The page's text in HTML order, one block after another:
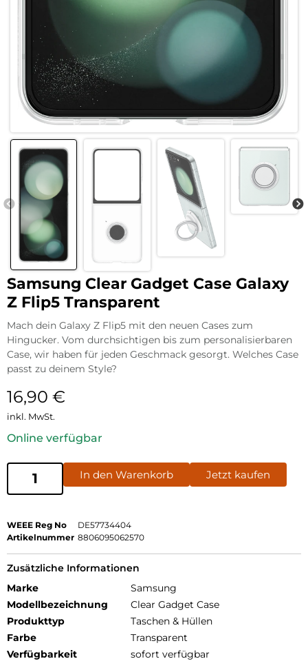
Samsung Clear Gadget Case Galaxy
Z Flip5 Transparent
Mach dein Galaxy Z Flip5 mit den neuen Cases zum
Hingucker. Vom durchsichtigen bis zum personalisierbaren
Case, wir haben für jeden Geschmack gesorgt. Welches Case
passt zu deinem Style?
16,90 €
inkl. MwSt.
Online verfügbar
In den Warenkorb Jetzt kaufen
WEEE Reg No
DE57734404
Artikelnummer 8806095062570
Zusätzliche Informationen
Marke
Samsung
Modellbezeichnung
Clear Gadget Case
Produkttyp
Taschen & Hüllen
Farbe
Transparent
Verfügbarkeit
sofort verfügbar